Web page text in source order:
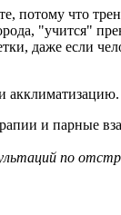
потому что
"учится"
даже если
акклиматизацию.
и парные
по